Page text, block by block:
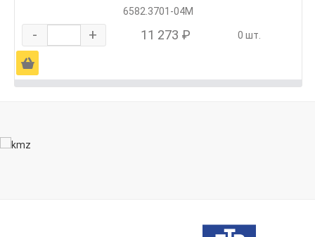
6582.3701-04М
- + 11 273 ₽ 0 шт.
Ä